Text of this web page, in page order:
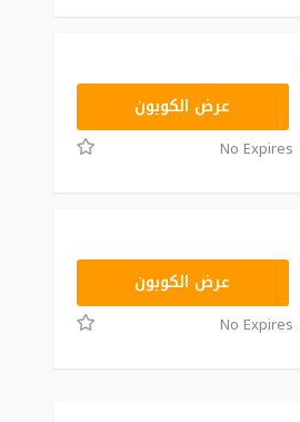
عرض الكوبون
No Expires
عرض الكوبون
No Expires